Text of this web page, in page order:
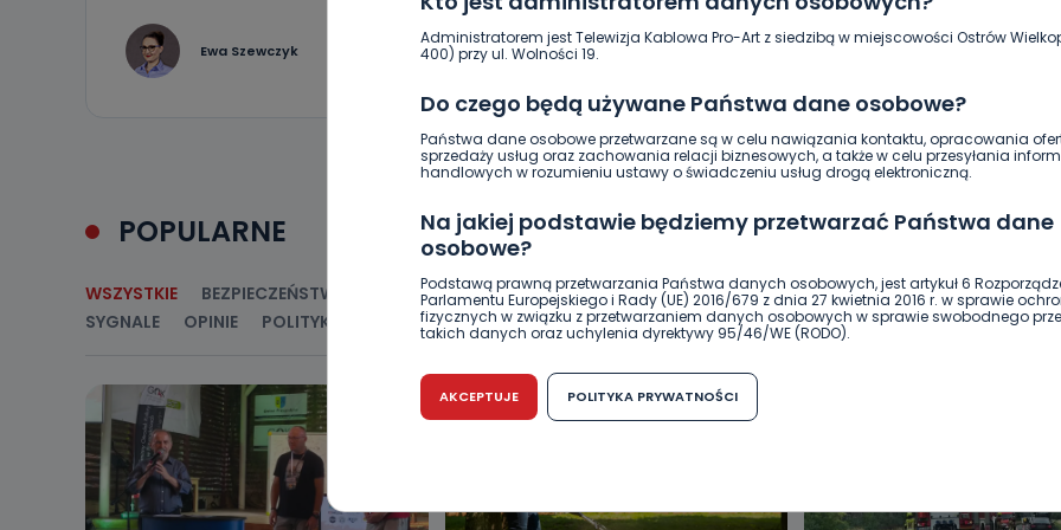
Administratorem jest Telewizja Kablowa Pro-Art z siedzibą w miejscowości Ostrów
400) przy ul. Wolności 19.
Do czego będą używane Państwa dane osobowe?
Państwa dane osobowe przetwarzane są w celu nawiązania kontaktu, opracowania
sprzedaży usług oraz zachowania relacji biznesowych, a także w celu przesyłania
handlowych w rozumieniu ustawy o świadczeniu usług drogą elektroniczną.
Na jakiej podstawie będziemy przetwarzać Państwa dane
osobowe?
Podstawą prawną przetwarzania Państwa danych osobowych, jest artykuł 6
Parlamentu Europejskiego i Rady (UE) 2016/679 z dnia 27 kwietnia 2016 r. w sprawie
fizycznych w związku z przetwarzaniem danych osobowych w sprawie swobodnego
takich danych oraz uchylenia dyrektywy 95/46/WE (RODO).
Czy jest możliwość cofnięcia zgody?
Podanie danych osobowych jest dobrowolne, nie jest wymogiem ustawowym lub
AKCEPTUJE POLITYKA PRYWATNOŚCI
Ewa Szewczyk 5
POPULARNE
WSZYSTKIE BEZPIECZEŃSTWO CIEKAWOSTKI EDUKACJA GOSPODARKA I FINANSE HISTORIA
SYGNALE
OPINIE POLITYKA RELIGIA SAMORZĄD ŚRODOWISKO WASZE INFO WSZYSTKICH ŚWIĘTYCH